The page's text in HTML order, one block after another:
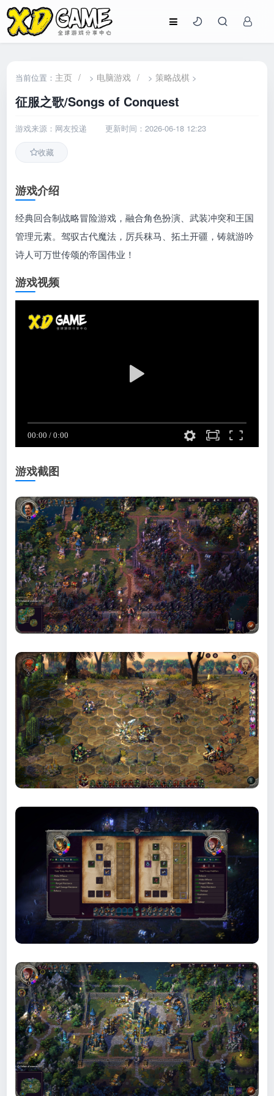
当前位置： 主页 / > 电脑游戏 / >策略战棋 >
征服之歌/Songs of Conquest
游戏来源：网友投递 更新时间：2026-06-18 12:23
收藏
游戏介绍
经典回合制战略冒险游戏，融合角色扮演、武装冲突和王国
管理元素。驾驭古代魔法，厉兵秣马、拓土开疆，铸就游吟
诗人可万世传颂的帝国伟业！
游戏视频
游戏截图